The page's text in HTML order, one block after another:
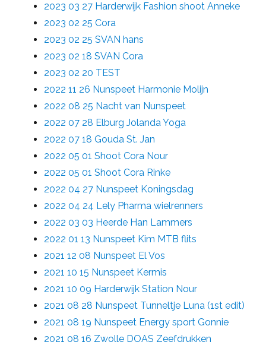
2023 03 27 Harderwijk Fashion shoot Anneke
2023 02 25 Cora
2023 02 25 SVAN hans
2023 02 18 SVAN Cora
2023 02 20 TEST
2022 11 26 Nunspeet Harmonie Molijn
2022 08 25 Nacht van Nunspeet
2022 07 28 Elburg Jolanda Yoga
2022 07 18 Gouda St. Jan
2022 05 01 Shoot Cora Nour
2022 05 01 Shoot Cora Rinke
2022 04 27 Nunspeet Koningsdag
2022 04 24 Lely Pharma wielrenners
2022 03 03 Heerde Han Lammers
2022 01 13 Nunspeet Kim MTB flits
2021 12 08 Nunspeet El Vos
2021 10 15 Nunspeet Kermis
2021 10 09 Harderwijk Station Nour
2021 08 28 Nunspeet Tunneltje Luna (1st edit)
2021 08 19 Nunspeet Energy sport Gonnie
2021 08 16 Zwolle DOAS Zeefdrukken